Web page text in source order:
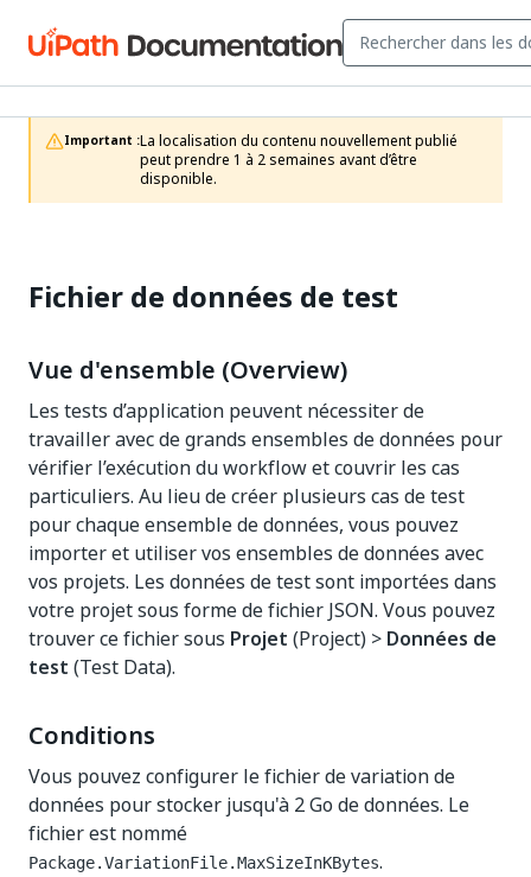
Important :La localisation du contenu nouvellement publié
peut prendre 1 à 2 semaines avant d’être
disponible.
Fichier de données de test
Vue d'ensemble (Overview)
Les tests d’application peuvent nécessiter de
travailler avec de grands ensembles de données pour
vérifier l’exécution du workflow et couvrir les cas
particuliers. Au lieu de créer plusieurs cas de test
pour chaque ensemble de données, vous pouvez
importer et utiliser vos ensembles de données avec
vos projets. Les données de test sont importées dans
votre projet sous forme de fichier JSON. Vous pouvez
trouver ce fichier sous Projet (Project) > Données de
test (Test Data).
Conditions
Vous pouvez configurer le fichier de variation de
données pour stocker jusqu'à 2 Go de données. Le
fichier est nommé
Package.VariationFile.MaxSizeInKBytes.